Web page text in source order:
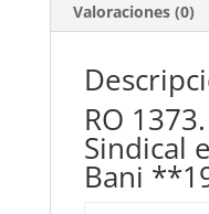
Valoraciones (0)
RO
Sindical
Bani